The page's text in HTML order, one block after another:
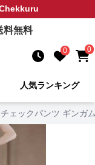
料無料
0 0
人気ランキング
チェックパンツ ギンガ